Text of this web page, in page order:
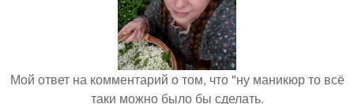
Мой ответ на комментарий о том, что "ну маникюр то всё
таки можно было бы сделать.